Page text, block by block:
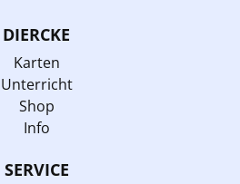
DIERCKE
Karten
Unterricht
Shop
Info
SERVICE